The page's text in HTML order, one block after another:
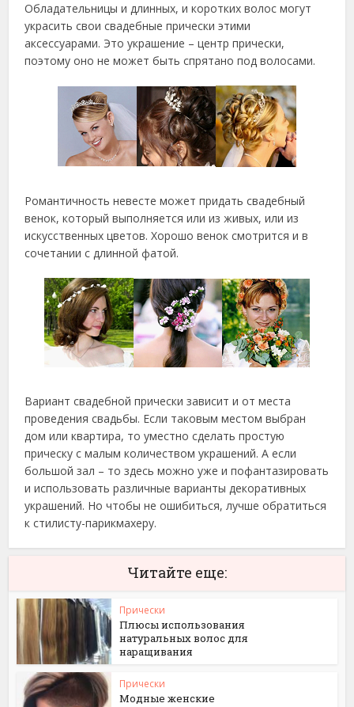
Обладательницы и длинных, и коротких волос могут
украсить свои свадебные прически этими
аксессуарами. Это украшение – центр прически,
поэтому оно не может быть спрятано под волосами.
Романтичность невесте может придать свадебный
венок, который выполняется или из живых, или из
искусственных цветов. Хорошо венок смотрится и в
сочетании с длинной фатой.
Вариант свадебной прически зависит и от места
проведения свадьбы. Если таковым местом выбран
дом или квартира, то уместно сделать простую
прическу с малым количеством украшений. А если
большой зал – то здесь можно уже и пофантазировать
и использовать различные варианты декоративных
украшений. Но чтобы не ошибиться, лучше обратиться
к стилисту-парикмахеру.
Читайте еще:
Прически
Плюсы использования
натуральных волос для
наращивания
Прически
Модные женские